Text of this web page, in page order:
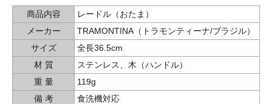
商品内容
レードル（おたま）
メーカー
TRAMONTINA（トラモンティーナ/ブラジル）
サイズ
全長36.5cm
材 質
ステンレス、木（ハンドル）
重 量
119g
備 考
食洗機対応